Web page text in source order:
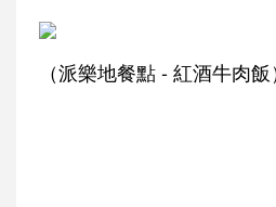
（派樂地餐點 - 紅酒牛肉飯